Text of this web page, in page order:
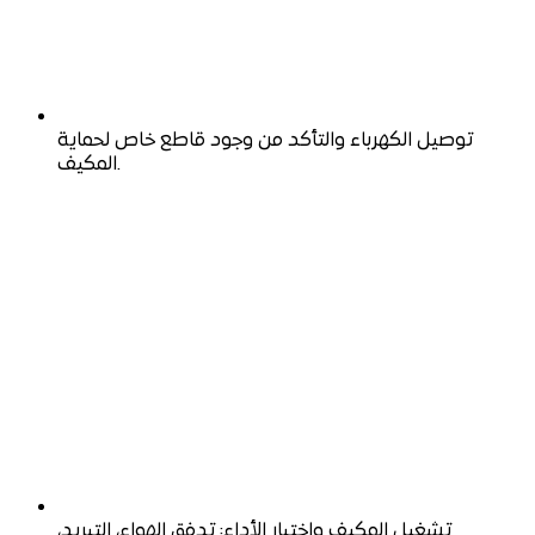
توصيل الكهرباء والتأكد من وجود قاطع خاص لحماية
المكيف.